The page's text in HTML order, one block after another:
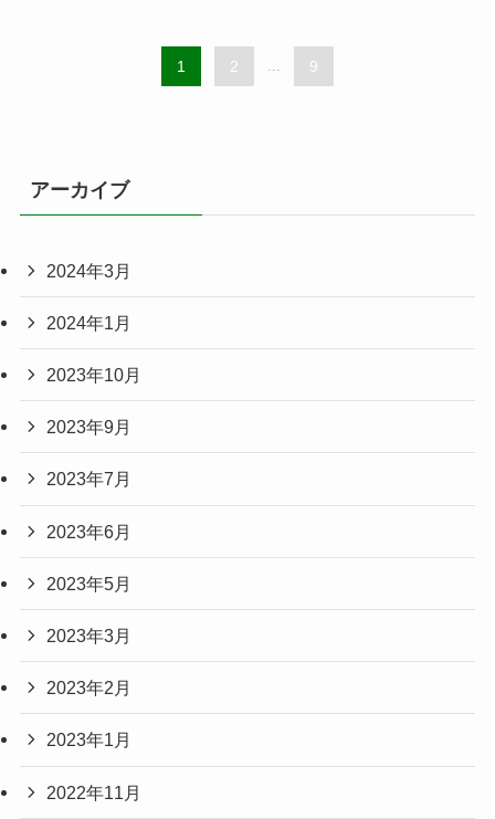
1 2 ... 9
アーカイブ
2024年3月
2024年1月
2023年10月
2023年9月
2023年7月
2023年6月
2023年5月
2023年3月
2023年2月
2023年1月
2022年11月